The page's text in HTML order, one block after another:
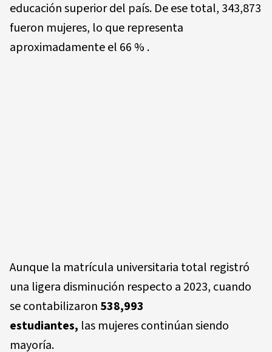
educación superior del país. De ese total, 343,873
fueron mujeres, lo que representa
aproximadamente el 66 % .
Aunque la matrícula universitaria total registró
una ligera disminución respecto a 2023, cuando
se contabilizaron 538,993
estudiantes, las mujeres continúan siendo
mayoría.